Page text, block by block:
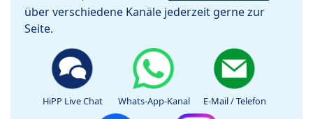
über verschiedene Kanäle jederzeit gerne zur
Seite.
HiPP Live Chat Whats-App-Kanal E-Mail / Telefon